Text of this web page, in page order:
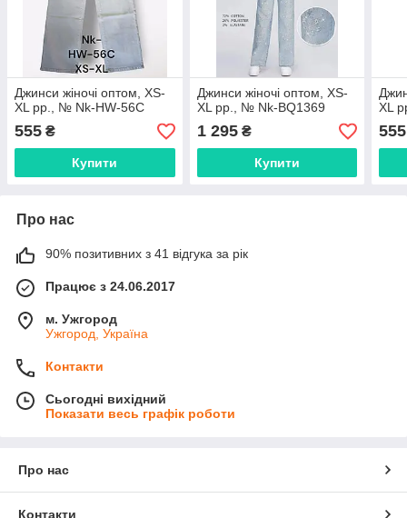
Джинси жіночі оптом, XS-
XL pp., № Nk-HW-56C
555 ₴
Купити
Джинси жіночі оптом, XS-
XL pp., № Nk-BQ1369
1 295₴
Купити
XL
555
Про нас
90% позитивних з 41 відгука за рік
Працює з 24.06.2017
м. Ужгород
Ужгород, Україна
Контакти
Сьогодні вихідний
Показати весь графік роботи
Про нас
Контакти